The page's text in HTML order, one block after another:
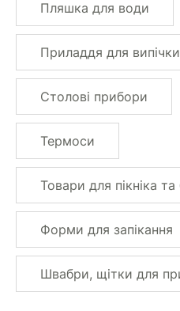
Пляшка для води
Приладдя для випічки
Столові прибори
Термоси
Товари для пікніка
Форми для запікання
Швабри, щітки для